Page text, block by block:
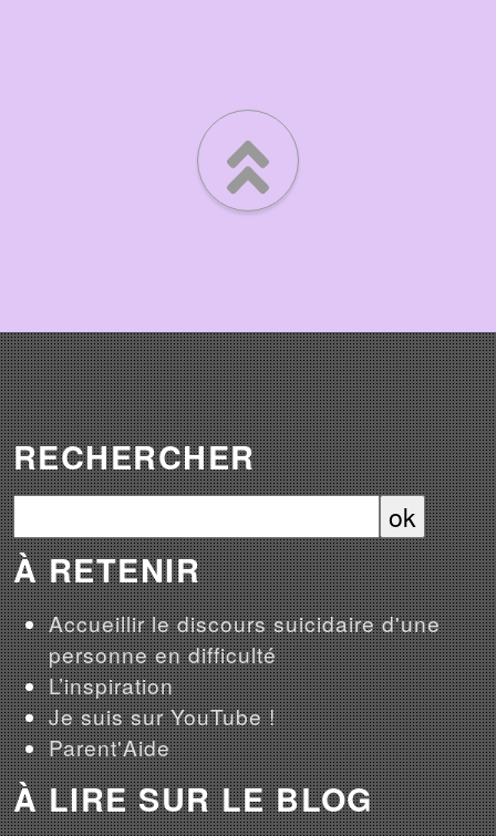
RECHERCHER
À RETENIR
Accueillir le discours suicidaire d'une
personne en difficulté
L’inspiration
Je suis sur YouTube !
Parent'Aide
À LIRE SUR LE BLOG